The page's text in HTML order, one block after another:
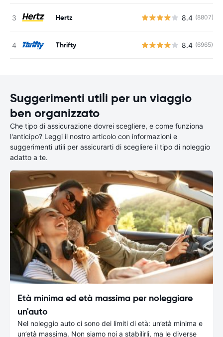
Hertz 8.4 (8807)
Thrifty 8.4 (6965)
Suggerimenti utili per un viaggio
ben organizzato
Che tipo di assicurazione dovrei scegliere, e come funziona
l'anticipo? Leggi il nostro articolo con informazioni e
suggerimenti utili per assicurarti di scegliere il tipo di noleggio
adatto a te.
Età minima ed età massima per noleggiare
un'auto
Nel noleggio auto ci sono dei limiti di età: un’età minima e
un’età massima. Non siamo noi a stabilirli, ma le diverse